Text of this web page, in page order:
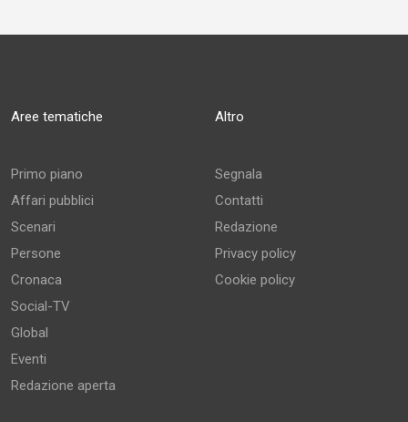
Aree tematiche
Primo piano
Affari pubblici
Scenari
Persone
Cronaca
Social-TV
Global
Eventi
Redazione aperta
Altro
Segnala
Contatti
Redazione
Privacy policy
Cookie policy